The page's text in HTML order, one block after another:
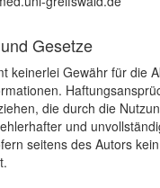
Gesetze
keinerlei Gewähr für die
die durch die
und
seitens des Autors